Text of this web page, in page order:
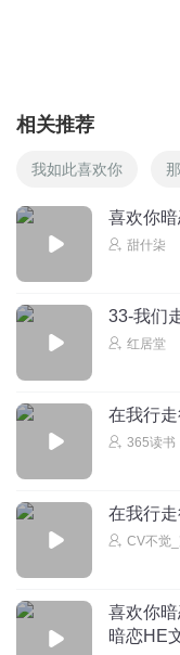
相关推荐
我如此喜欢你
喜欢你
甜什柒
33-我们
红居堂
在我行
365读书
在我行
CV不觉
喜欢你
暗恋HE